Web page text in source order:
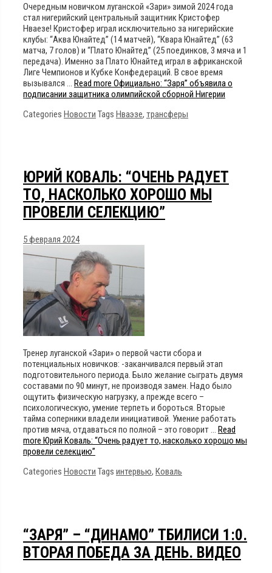
Очередным новичком луганской «Зари» зимой 2024 года
стал нигерийский центральный защитник Кристофер
Нваезе! Кристофер играл исключительно за нигерийские
клубы: “Аква Юнайтед” (14 матчей), “Квара Юнайтед” (63
матча, 7 голов) и “Плато Юнайтед” (25 поединков, 3 мяча и 1
передача). Именно за Плато Юнайтед играл в африканской
Лиге Чемпионов и Кубке Конфедераций. В свое время
вызывался … Read more Официально: “Заря” объявила о
подписании защитника олимпийской сборной Нигерии
Categories Новости Tags Нваэзе, трансферы
ЮРИЙ КОВАЛЬ: “ОЧЕНЬ РАДУЕТ
ТО, НАСКОЛЬКО ХОРОШО МЫ
ПРОВЕЛИ СЕЛЕКЦИЮ”
5 февраля 2024
Тренер луганской «Зари» о первой части сбора и
потенциальных новичков: -заканчивался первый этап
подготовительного периода. Было желание сыграть двумя
составами по 90 минут, не производя замен. Надо было
ощутить физическую нагрузку, а прежде всего –
психологическую, умение терпеть и бороться. Вторые
тайма соперники владели инициативой. Умение работать
против мяча, отдаваться по полной – это говорит … Read
more Юрий Коваль: “Очень радует то, насколько хорошо мы
провели селекцию”
Categories Новости Tags интервью, Коваль
“ЗАРЯ” – “ДИНАМО” ТБИЛИСИ 1:0.
ВТОРАЯ ПОБЕДА ЗА ДЕНЬ. ВИДЕО